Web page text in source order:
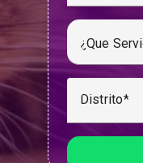
¿Que
Distrito